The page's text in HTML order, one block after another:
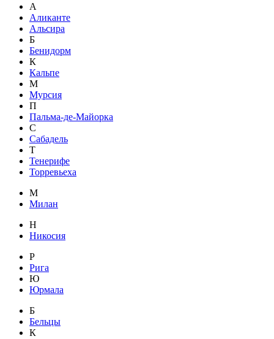
А
Аликанте
Альсира
Б
Бенидорм
К
Кальпе
М
Мурсия
П
Пальма-де-Майорка
С
Сабадель
Т
Тенерифе
Торревьеха
М
Милан
Н
Никосия
Р
Рига
Ю
Юрмала
Б
Бельцы
К